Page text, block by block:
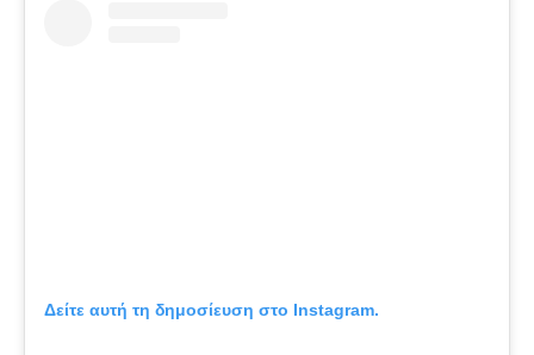
Δείτε αυτή τη δημοσίευση στο Instagram.